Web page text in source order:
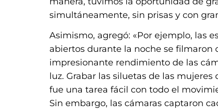
simultáneamente, sin prisas y con
Asimismo, agregó: «Por ejemplo, las
abiertos durante la noche se filmaron
impresionante rendimiento de las
luz. Grabar las siluetas de las
fue una tarea fácil con todo el
Sin embargo, las cámaras captaron